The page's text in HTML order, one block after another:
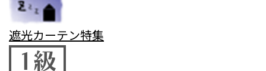
遮光カーテン特集